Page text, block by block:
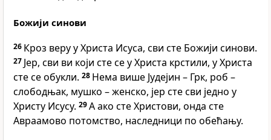
Божији синови
26 Кроз веру у Христа Исуса, сви сте Божији синови.
27 Јер, сви ви који сте се у Христа крстили, у Христа
сте се обукли. 28 Нема више Јудејин – Грк, роб –
слободњак, мушко – женско, јер сте сви једно у
Христу Исусу. 29А ако сте Христови, онда сте
Авраамово потомство, наследници по обећању.